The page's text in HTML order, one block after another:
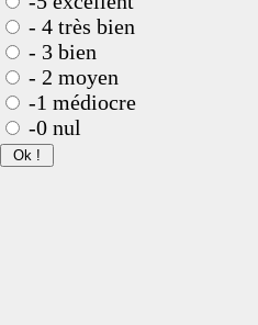
- 4 très bien
- 3 bien
- 2 moyen
-1 médiocre
-0 nul